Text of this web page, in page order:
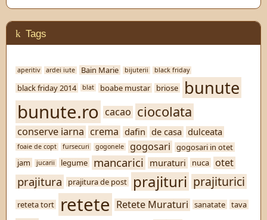
Tags
aperitiv ardei iute Bain Marie bijuterii black friday
black friday 2014 blat boabe mustar briose bunute
bunute.ro cacao ciocolata
conserve iarna crema dafin de casa dulceata
foaie de copt fursecuri gogonele gogosari
gogosari in otet
jam
jucarii legume mancarici muraturi nuca otet
prajitura prajitura de post prajituri prajiturici
reteta tort retete Retete Muraturi sanatate tava